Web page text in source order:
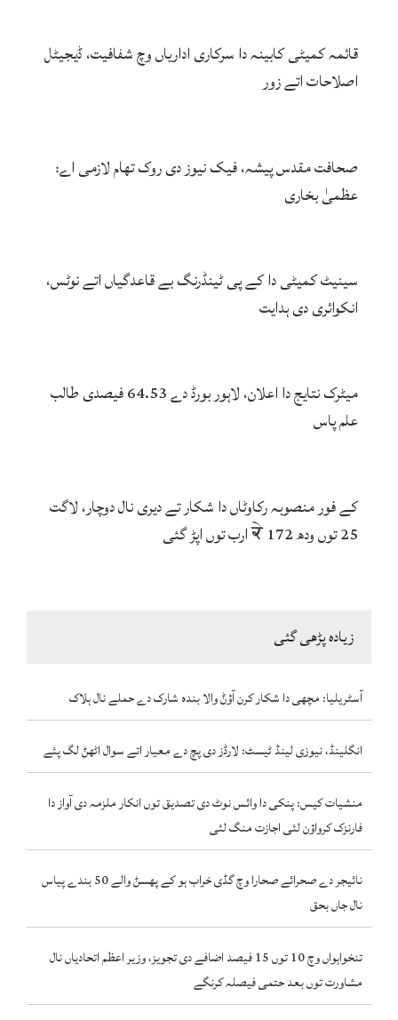
قائمہ کمیٹی کابینہ دا سرکاری اداریاں وچ شفافیت، ڈیجیٹل
اصلاحات اتے زور
صحافت مقدس پیشہ، فیک نیوز دی روک تھام لازمی اے:
عظمیٰ بخاری
سینیٹ کمیٹی دا کے پی ٹینڈرنگ بے قاعدگیاں اتے نوٹس،
انکوائری دی ہدایت
میٹرک نتایج دا اعلان، لاہور بورڈ دے 64.53 فیصدی طالب
علم پاس
کے فور منصوبہ رکاوٹاں دا شکار تے دیری نال دوچار، لاگت
25 توں ودھ ਕੇ 172 ارب توں اپڑ گئی
زیادہ پڑھی گئی
آسٹریلیا: مچھی دا شکار کرن آؤݨ والا بندہ شارک دے حملے نال ہلاک
انگلینڈ، نیوزی لینڈ ٹیسٹ: لارڈز دی پچ دے معیار اتے سوال اٹھݨ لگ پئے
منشیات کیس: پنکی دا وائس نوٹ دی تصدیق توں انکار ملزمہ دی آواز دا
فارنزک کرواؤن لئی اجازت منگ لئی
نائیجر دے صحرائے صحارا وچ گڈی خراب ہو کے پھسݨ والے 50 بندے پیاس
نال جاں بحق
تنخواہواں وچ 10 توں 15 فیصد اضافے دی تجویز، وزیر اعظم اتحادیاں نال
مشاورت توں بعد حتمی فیصلہ کرنگے